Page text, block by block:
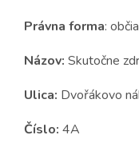
Právna forma:
Názov: Skutočne
Ulica: Dvořákovo
Číslo: 4A